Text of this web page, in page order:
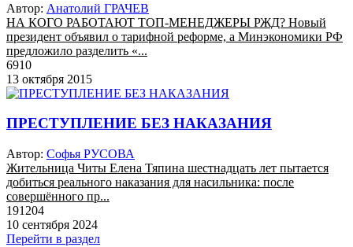
Автор: Анатолий ГРАЧЕВ
НА КОГО РАБОТАЮТ ТОП-МЕНЕДЖЕРЫ РЖД? Новый
президент объявил о тарифной реформе, а Минэкономики РФ
предложило разделить «...
6910
13 октября 2015
ПРЕСТУПЛЕНИЕ БЕЗ НАКАЗАНИЯ
Автор: Софья РУСОВА
Жительница Читы Елена Тяпина шестнадцать лет пытается
добиться реального наказания для насильника: после
совершённого пр...
191204
10 сентября 2024
Перейти в раздел